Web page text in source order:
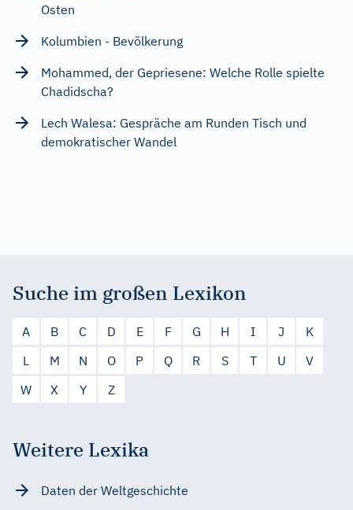
Osten
Kolumbien - Bevölkerung
Mohammed, der Gepriesene: Welche Rolle spielte
Chadidscha?
Lech Walesa: Gespräche am Runden Tisch und
demokratischer Wandel
Suche im großen Lexikon
A B C D E F G H I J
K
L
M N O P Q R S T U
V
W
X Y Z
Weitere Lexika
Daten der Weltgeschichte